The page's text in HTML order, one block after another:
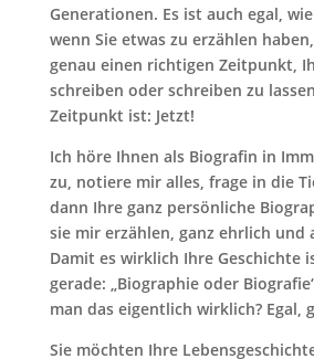
Generationen. Es ist auch egal,
wenn Sie etwas zu erzählen
genau einen richtigen Zeitpunkt,
schreiben oder schreiben zu
Zeitpunkt ist: Jetzt!
Ich höre Ihnen als Biografin in
zu, notiere mir alles, frage in die
dann Ihre ganz persönliche
sie mir erzählen, ganz ehrlich und
Damit es wirklich Ihre Geschichte
gerade: „Biographie oder
man das eigentlich wirklich? Egal,
Sie möchten Ihre